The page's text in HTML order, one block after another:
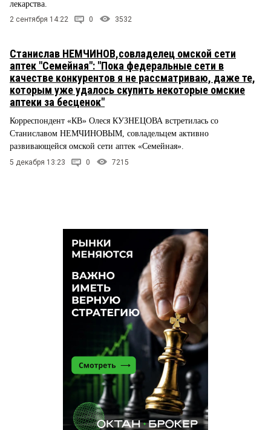
лекарства.
2 сентября 14:22 0 3532
Станислав НЕМЧИНОВ,совладелец омской сети
аптек "Семейная": "Пока федеральные сети в
качестве конкурентов я не рассматриваю, даже те,
которым уже удалось скупить некоторые омские
аптеки за бесценок"
Корреспондент «КВ» Олеся КУЗНЕЦОВА встретилась со
Станиславом НЕМЧИНОВЫМ, совладельцем активно
развивающейся омской сети аптек «Семейная».
5 декабря 13:23 0 7215